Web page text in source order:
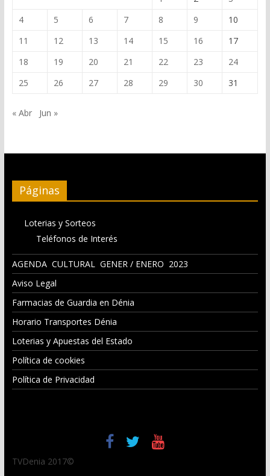
4
5 6 7 8 9
10
11
12 13 14 15 16
17
18
19 20 21 22 23
24
25
26 27 28 29 30 31
« Abr Jun »
Páginas
Loterias y Sorteos
Teléfonos de Interés
AGENDA CULTURAL GENER / ENERO 2023
Aviso Legal
Farmacias de Guardia en Dénia
Horario Transportes Dénia
Loterias y Apuestas del Estado
Política de cookies
Política de Privacidad
TVDenia 2017©